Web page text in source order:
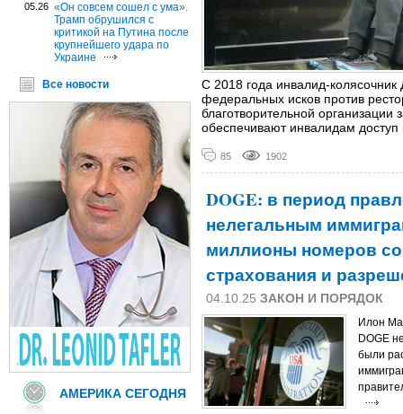
05.26 «Он совсем сошел с ума».
Трамп обрушился с
критикой на Путина после
крупнейшего удара по
Украине
Все новости
АМЕРИКА СЕГОДНЯ
С 2018 года инвалид-
федеральных исков против
благотворительной организации
обеспечивают инвалидам
85 1902
DOGE: в период
нелегальным
миллионы номеров
страхования и
04.10.25 ЗАКОН И ПОРЯДОК
Илон
DOGE
были